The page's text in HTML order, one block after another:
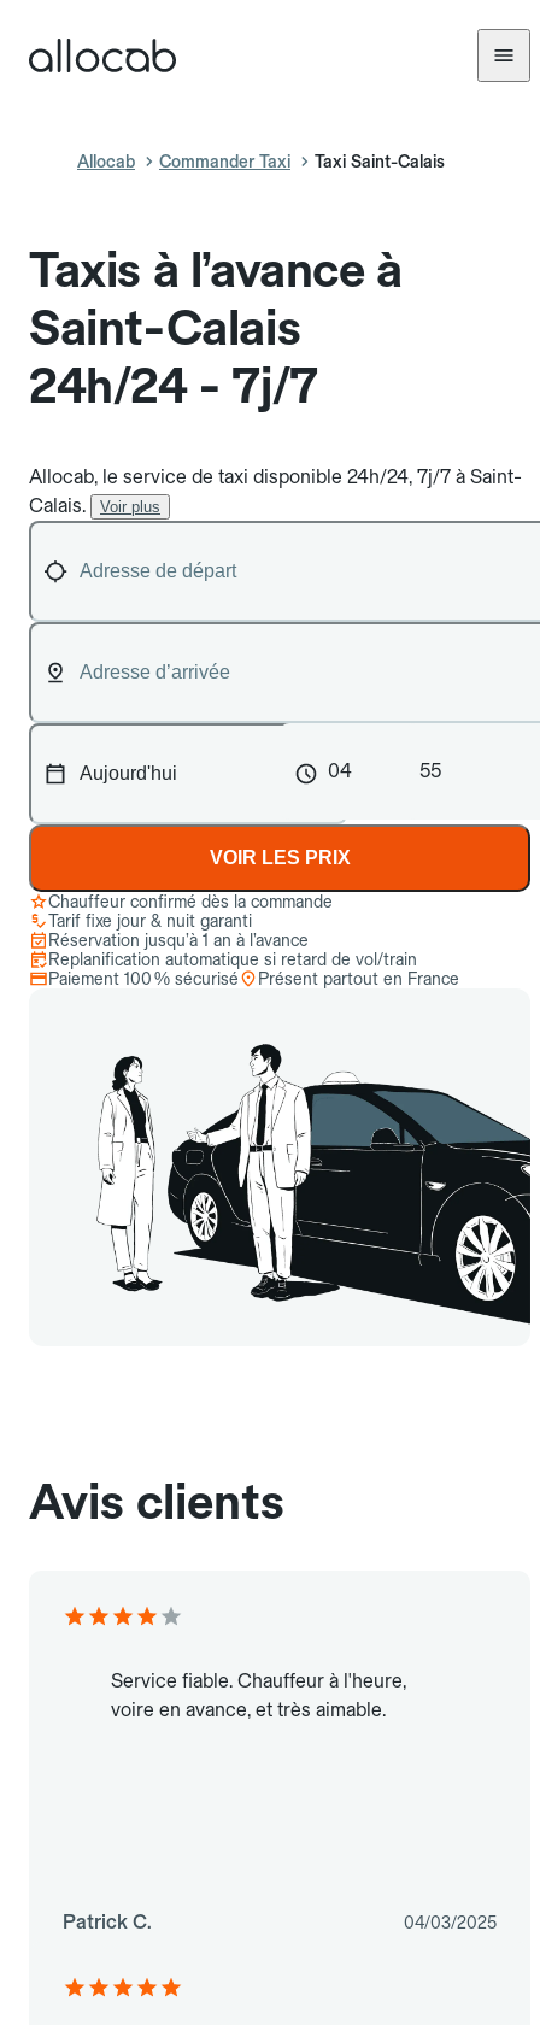
Allocab Commander Taxi Taxi Saint-Calais
Taxis à l’avance à
Saint-Calais
24h/24 - 7j/7
Allocab, le service de taxi disponible 24h/24, 7j/7 à Saint-
Calais.
Voir plus
04 55
VOIR LES PRIX
Chauffeur confirmé dès la commande
Tarif fixe jour & nuit garanti
Réservation jusqu’à 1 an à l’avance
Replanification automatique si retard de vol/train
Paiement 100 % sécurisé
Présent partout en France
Avis clients
Service fiable. Chauffeur à l'heure,
voire en avance, et très aimable.
Patrick C. 04/03/2025